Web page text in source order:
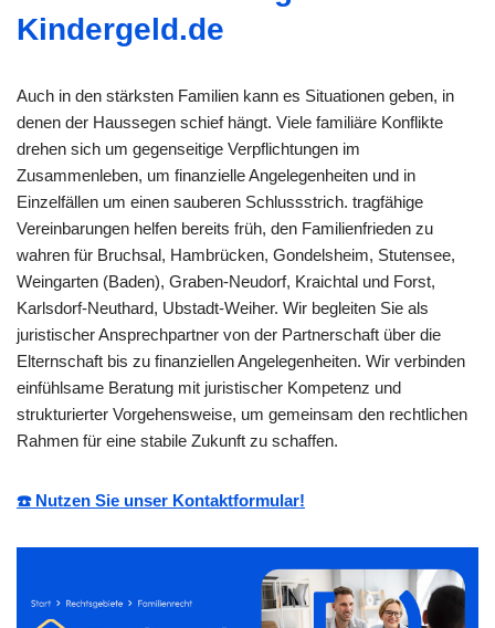
Kindergeld.de
Auch in den stärksten Familien kann es Situationen geben, in
denen der Haussegen schief hängt. Viele familiäre Konflikte
drehen sich um gegenseitige Verpflichtungen im
Zusammenleben, um finanzielle Angelegenheiten und in
Einzelfällen um einen sauberen Schlussstrich. tragfähige
Vereinbarungen helfen bereits früh, den Familienfrieden zu
wahren für Bruchsal, Hambrücken, Gondelsheim, Stutensee,
Weingarten (Baden), Graben-Neudorf, Kraichtal und Forst,
Karlsdorf-Neuthard, Ubstadt-Weiher. Wir begleiten Sie als
juristischer Ansprechpartner von der Partnerschaft über die
Elternschaft bis zu finanziellen Angelegenheiten. Wir verbinden
einfühlsame Beratung mit juristischer Kompetenz und
strukturierter Vorgehensweise, um gemeinsam den rechtlichen
Rahmen für eine stabile Zukunft zu schaffen.
☎️ Nutzen Sie unser Kontaktformular!